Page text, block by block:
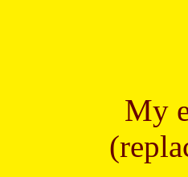
My